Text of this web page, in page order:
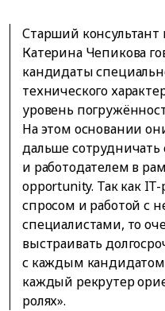
Старший консультант
Катерина Чепикова
кандидаты
технического
уровень
На этом основании
дальше сотрудничать
и работодателем в
opportunity. Так как
спросом и работой с
специалистами, то
выстраивать
с каждым
каждый рекрутер
ролях».